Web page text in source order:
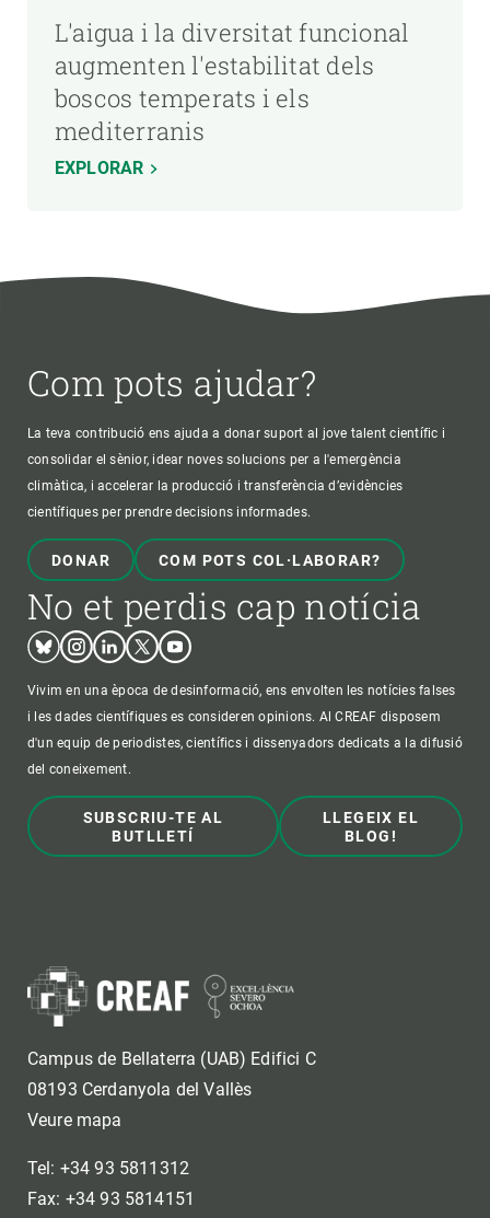
L'aigua i la diversitat funcional
augmenten l'estabilitat dels
boscos temperats i els
mediterranis
EXPLORAR
Com pots ajudar?
La teva contribució ens ajuda a donar suport al jove talent científic i
consolidar el sènior, idear noves solucions per a l'emergència
climàtica, i accelerar la producció i transferència d’evidències
científiques per prendre decisions informades.
DONAR COM POTS COL·LABORAR?
No et perdis cap notícia
BlueskyInstagram
LinkedinTwitterYoutube
Vivim en una època de desinformació, ens envolten les notícies falses
i les dades científiques es consideren opinions. Al CREAF disposem
d'un equip de periodistes, científics i dissenyadors dedicats a la difusió
del coneixement.
SUBSCRIU-TE AL
BUTLLETÍ
LLEGEIX EL
BLOG!
Campus de Bellaterra (UAB) Edifici C
08193 Cerdanyola del Vallès
Veure mapa
Tel: +34 93 5811312
Fax: +34 93 5814151